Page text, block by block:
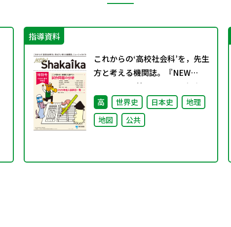
指導資料
これからの‘高校社会科’を，先生
方と考える機関誌。『NEW
ShakaIka』特別号 2024年春号
高 世界史 日本史
地理
地図
公共